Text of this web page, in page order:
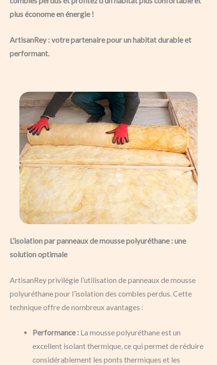
plus économe en énergie !
ArtisanRey : votre partenaire pour un habitat durable et
performant.
L’isolation par panneaux de mousse polyuréthane : une
solution optimale
ArtisanRey privilégie l’utilisation de panneaux de mousse
polyuréthane pour l’isolation des combles perdus. Cette
technique offre de nombreux avantages :
Performance :La mousse polyuréthane est un
excellent isolant thermique, ce qui permet de réduire
considérablement les ponts thermiques et les